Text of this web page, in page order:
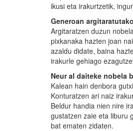
ikusi eta irakurtzetik,
Generoan
Argitaratzen duzun
pixkanaka hazten joan
azaldu didate, baina
irakurle gehiago
Neur al daiteke nobela
Kalean hain denbora
Konturatzen ari naiz
Beldur handia nien nire
gustatzen zaie eta liburu
bat ematen zidaten.